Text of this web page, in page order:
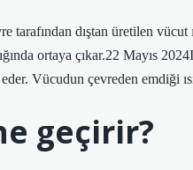
tarafından dıştan üretilen
ortaya çıkar.22 Mayıs
Vücudun çevreden emdiği
geçirir?